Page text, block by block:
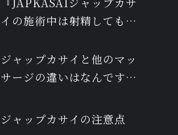
イの施術中は射精しても大
ジャップカサイと他のマッ
サージの違いはなんです
ジャップカサイの注意点